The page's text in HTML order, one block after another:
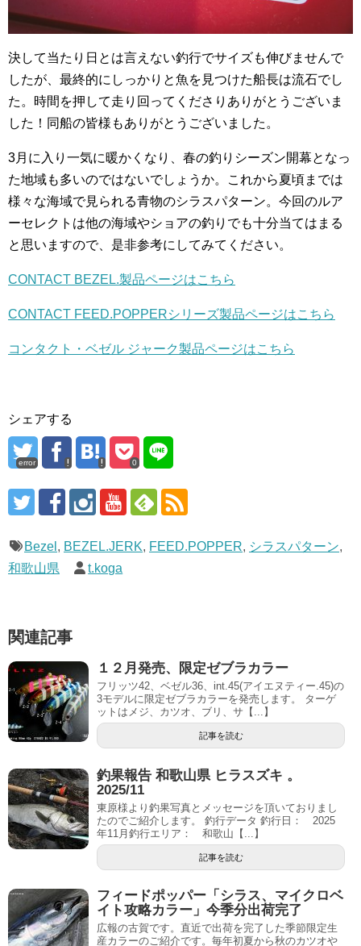
決して当たり日とは言えない釣行でサイズも伸びませんで
したが、最終的にしっかりと魚を見つけた船長は流石でし
た。時間を押して走り回ってくださりありがとうございま
した！同船の皆様もありがとうございました。
3月に入り一気に暖かくなり、春の釣りシーズン開幕となっ
た地域も多いのではないでしょうか。これから夏頃までは
様々な海域で見られる青物のシラスパターン。今回のルア
ーセレクトは他の海域やショアの釣りでも十分当てはまる
と思いますので、是非参考にしてみてください。
CONTACT BEZEL.製品ページはこちら
CONTACT FEED.POPPERシリーズ製品ページはこちら
コンタクト・ベゼル ジャーク製品ページはこちら
シェアする
error 0
Bezel , BEZEL.JERK, FEED.POPPER, シラスパターン,
和歌山県
t.koga
関連記事
１２月発売、限定ゼブラカラー
フリッツ42、ベゼル36、int.45(アイエヌティー.45)の
3モデルに限定ゼブラカラーを発売します。 ターゲ
ットはメジ、カツオ、ブリ、サ【...】
記事を読む
釣果報告 和歌山県 ヒラスズキ 。
2025/11
東原様より釣果写真とメッセージを頂いておりまし
たのでご紹介します。 釣行データ 釣行日： 2025
年11月釣行エリア： 和歌山【...】
記事を読む
フィードポッパー「シラス、マイクロベ
イト攻略カラー」今季分出荷完了
広報の古賀です。直近で出荷を完了した季節限定生
産カラーのご紹介です。毎年初夏から秋のカツオや